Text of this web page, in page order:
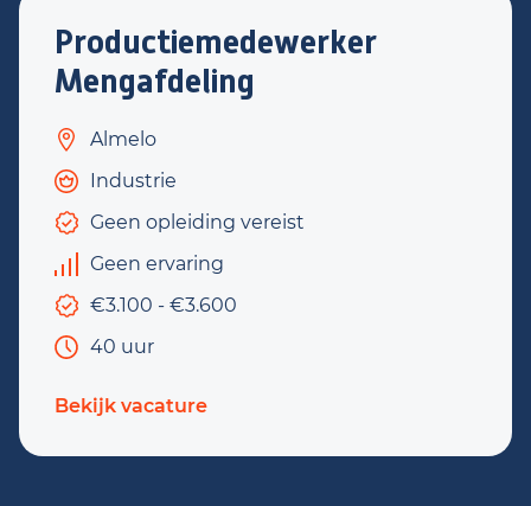
Productiemedewerker
Mengafdeling
Almelo
Industrie
Geen opleiding vereist
Geen ervaring
€3.100 - €3.600
40 uur
Bekijk vacature